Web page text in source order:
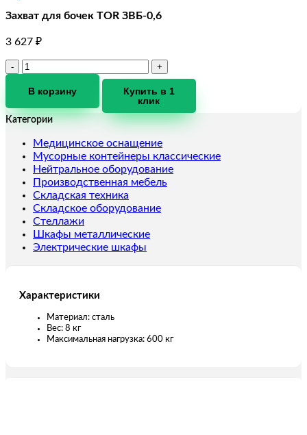
Захват для бочек TOR ЗВБ-0,6
3 627 ₽
Количество
Захват
бочек
ЗВБ-0,6
В корзину
Купить в 1
клик
Категории
Медицинское оснащение
Мусорные контейнеры классические
Нейтральное оборудование
Производственная мебель
Складская техника
Складское оборудование
Стеллажи
Шкафы металлические
Электрические шкафы
Характеристики
Материал: сталь
Вес: 8 кг
Максимальная нагрузка: 600 кг